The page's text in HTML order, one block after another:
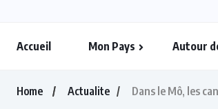
Accueil Mon Pays Autour
Home Actualite Dans le Mô, les